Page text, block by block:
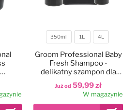
Pojemność
350ml 1L 4L
Już od 59,99 zł
Groom Professional Baby
Fresh Shampoo -
delikatny szampon dla
szczeniąt, koncentrat 1:20
W magazynie